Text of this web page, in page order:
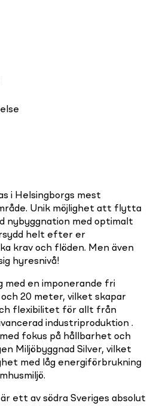
i Helsingborgs mest
Unik möjlighet att flytta
nybyggnation med optimalt
helt efter er
krav och flöden. Men även
hyresnivå!
med en imponerande fri
och 20 meter, vilket skapar
flexibilitet för allt från
industriproduktion .
fokus på hållbarhet och
Miljöbyggnad Silver, vilket
med låg energiförbrukning
ett av södra Sveriges absolut